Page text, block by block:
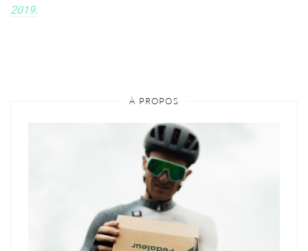
2019.
À PROPOS